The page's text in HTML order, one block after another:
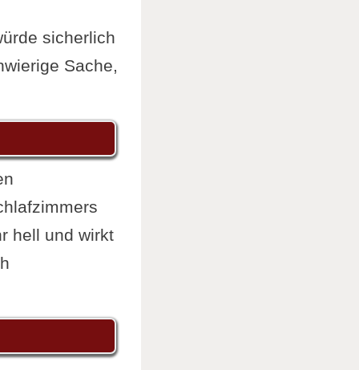
sicherlich
Sache,
hell und wirkt